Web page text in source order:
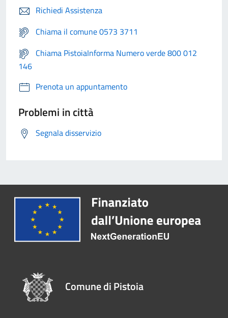
Richiedi Assistenza
Chiama il comune 0573 3711
Chiama PistoiaInforma Numero verde 800 012
146
Prenota un appuntamento
Problemi in città
Segnala disservizio
Comune di Pistoia